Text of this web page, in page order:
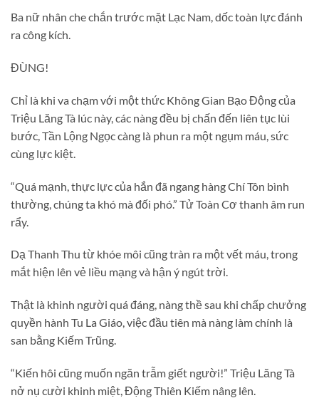
Ba nữ nhân che chắn trước mặt Lạc Nam, dốc toàn lực đánh
ra công kích.
ĐÙNG!
Chỉ là khi va chạm với một thức Không Gian Bạo Động của
Triệu Lăng Tà lúc này, các nàng đều bị chấn đến liên tục lùi
bước, Tần Lộng Ngọc càng là phun ra một ngụm máu, sức
cùng lực kiệt.
“Quá mạnh, thực lực của hắn đã ngang hàng Chí Tôn bình
thường, chúng ta khó mà đối phó.” Tử Toàn Cơ thanh âm run
rẩy.
Dạ Thanh Thu từ khóe môi cũng tràn ra một vết máu, trong
mắt hiện lên vẻ liều mạng và hận ý ngút trời.
Thật là khinh người quá đáng, nàng thề sau khi chấp chưởng
quyền hành Tu La Giáo, việc đầu tiên mà nàng làm chính là
san bằng Kiếm Trũng.
“Kiến hôi cũng muốn ngăn trẫm giết người!” Triệu Lăng Tà
nở nụ cười khinh miệt, Động Thiên Kiếm nâng lên.